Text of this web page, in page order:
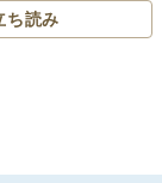
ち読み